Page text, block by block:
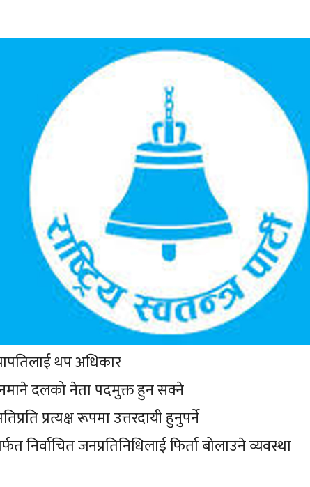
थप अधिकार
दलको नेता पदमुक्त हुन सक्ने
प्रत्यक्ष रूपमा उत्तरदायी हुनुपर्ने
निर्वाचित जनप्रतिनिधिलाई फिर्ता बोलाउने व्यवस्था